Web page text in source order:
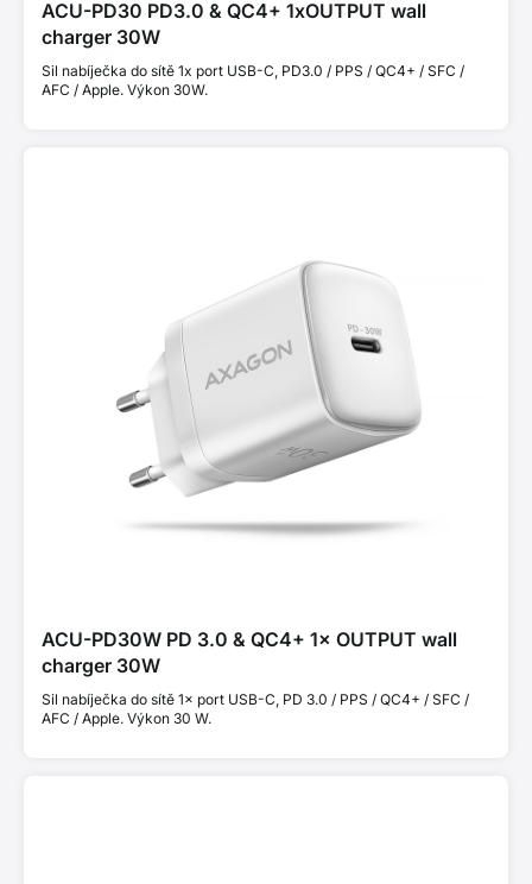
ACU-PD30 PD3.0 & QC4+ 1xOUTPUT wall
charger 30W
Sil nabíječka do sítě 1x port USB-C, PD3.0 / PPS / QC4+ / SFC /
AFC / Apple. Výkon 30W.
ACU-PD30W PD 3.0 & QC4+ 1× OUTPUT wall
charger 30W
Sil nabíječka do sítě 1× port USB-C, PD 3.0 / PPS / QC4+ / SFC /
AFC / Apple. Výkon 30 W.